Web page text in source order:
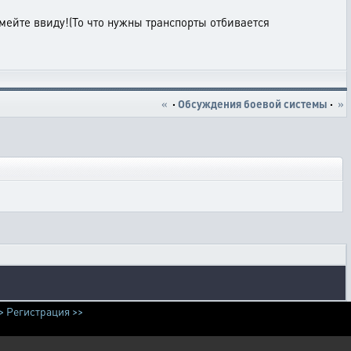
ввиду!(То что нужны транспорты отбивается
« · Обсуждения боевой системы · »
Регистрация >>